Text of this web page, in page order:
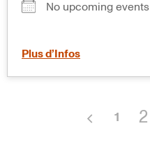
No upcoming events
Plus d’Infos
1 2